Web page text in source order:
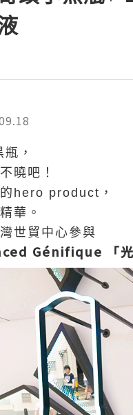
，
曉吧！
hero product，
華。
世貿中心參與
Génifique 「光